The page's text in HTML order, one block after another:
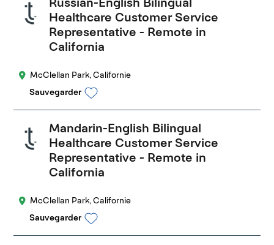
Healthcare Customer Service
Representative - Remote in
California
McClellan Park, Californie
Sauvegarder
Mandarin-English Bilingual
Healthcare Customer Service
Representative - Remote in
California
McClellan Park, Californie
Sauvegarder